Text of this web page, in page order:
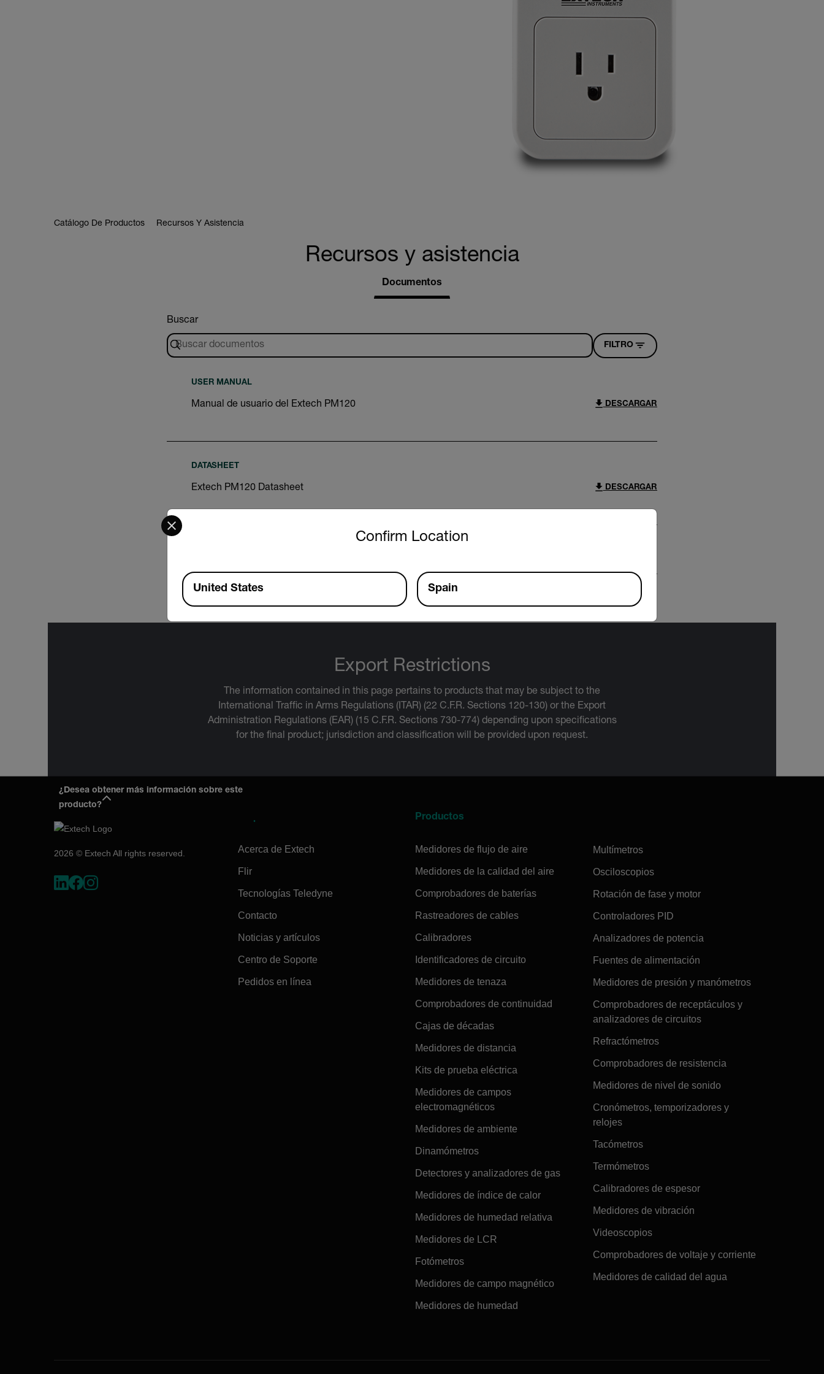
Catálogo De Productos Recursos Y Asistencia
Recursos y asistencia
Documentos
Buscar
FILTRO
USER MANUAL
Manual de usuario del Extech PM120 DESCARGAR
DATASHEET
Extech PM120 Datasheet DESCARGAR
Extech PM120 User Manual DESCARGAR
Export Restrictions
The information contained in this page pertains to products that may be subject to the
International Traffic in Arms Regulations (ITAR) (22 C.F.R. Sections 120-130) or the Export
Administration Regulations (EAR) (15 C.F.R. Sections 730-774) depending upon specifications
for the final product; jurisdiction and classification will be provided upon request.
¿Desea obtener más información sobre este
producto?
2026 © Extech All rights reserved. Acerca de Extech
Flir
Tecnologías Teledyne
Contacto
Noticias y artículos
Centro de Soporte
Pedidos en línea
Productos
Medidores de flujo de aire
Medidores de la calidad del aire
Comprobadores de baterías
Rastreadores de cables
Calibradores
Identificadores de circuito
Medidores de tenaza
Comprobadores de continuidad
Cajas de décadas
Medidores de distancia
Kits de prueba eléctrica
Medidores de campos
electromagnéticos
Medidores de ambiente
Dinamómetros
Detectores y analizadores de gas
Medidores de índice de calor
Medidores de humedad relativa
Medidores de LCR
Fotómetros
Medidores de campo magnético
Medidores de humedad
Multímetros
Osciloscopios
Rotación de fase y motor
Controladores PID
Analizadores de potencia
Fuentes de alimentación
Medidores de presión y manómetros
Comprobadores de receptáculos y
analizadores de circuitos
Refractómetros
Comprobadores de resistencia
Medidores de nivel de sonido
Cronómetros, temporizadores y
relojes
Tacómetros
Termómetros
Calibradores de espesor
Medidores de vibración
Videoscopios
Comprobadores de voltaje y corriente
Medidores de calidad del agua
Confirm Location
Select your preferred country and language from the options below to access the appropriate version of our website.
Available Locations
United States Spain